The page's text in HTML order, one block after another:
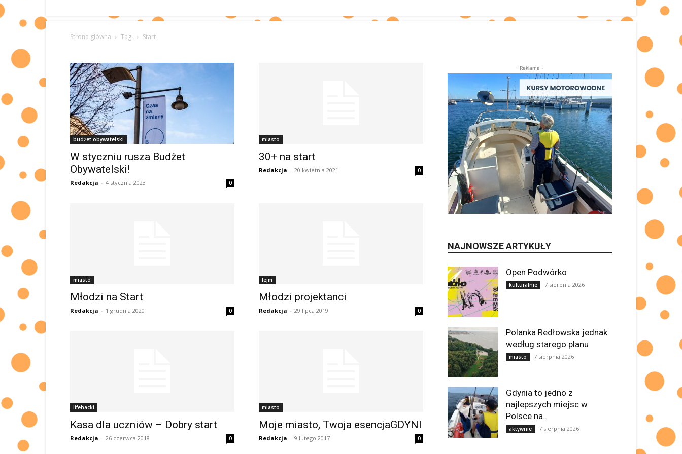
Strona główna Tagi Start
budżet obywatelski
W styczniu rusza Budżet
Obywatelski!
Redakcja - 4 stycznia 2023 0
miasto
30+ na start
Redakcja - 20 kwietnia 2021 0
miasto
Młodzi na Start
Redakcja - 1 grudnia 2020 0
fejm
Młodzi projektanci
Redakcja - 29 lipca 2019 0
lifehacki
Kasa dla uczniów – Dobry start
Redakcja - 26 czerwca 2018 0
miasto
Moje miasto, Twoja esencjaGDYNI
Redakcja - 9 lutego 2017 0
- Reklama -
NAJNOWSZE ARTYKUŁY
Open Podwórko
kulturalnie 7 sierpnia 2026
Polanka Redłowska jednak
według starego planu
miasto 7 sierpnia 2026
Gdynia to jedno z
najlepszych miejsc w
Polsce na..
aktywnie 7 sierpnia 2026